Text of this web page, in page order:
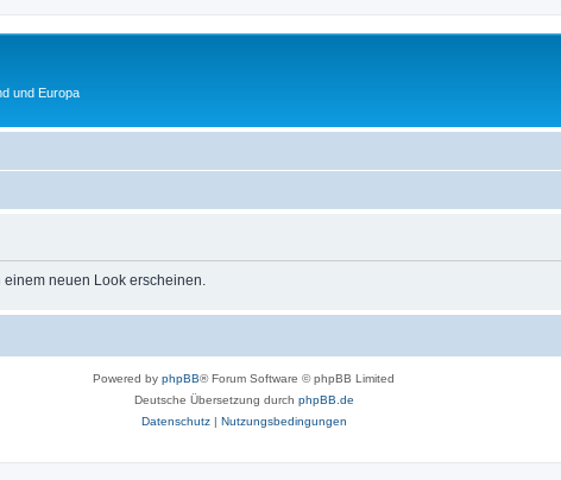
und Europa
neuen Look erscheinen.
Powered by phpBB® Forum Software © phpBB Limited
Deutsche Übersetzung durch phpBB.de
Datenschutz| Nutzungsbedingungen